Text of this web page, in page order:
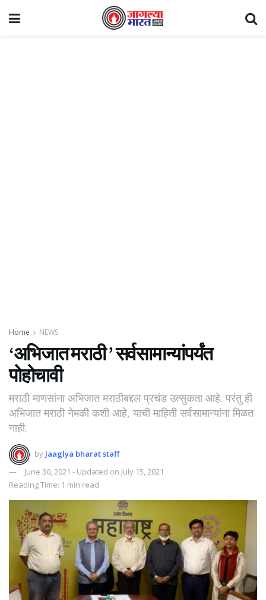
Home NEWS
‘अभिजात मराठी ’ सर्वसामान्यांपर्यंत
पोहोचावी
मराठी माणसांना अभिजात मराठीबद्दल प्रचंड उत्सुकता आहे. परंतु ही
अभिजात मराठी नेमकी कशी आहे, याची माहिती सर्वसामान्यांना मिळत
नाही.
by Jaaglya bharat staff
June 30, 2021 - Updated on July 15, 2021
Reading Time: 1 min read